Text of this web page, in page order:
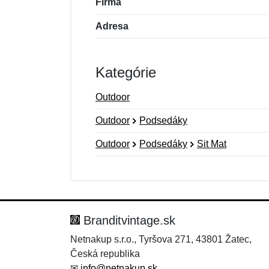
Firma
Adresa
Kategórie
Outdoor
Outdoor Podsedáky
Outdoor Podsedáky Sit Mat
Správa*
Správa*
Branditvintage.sk
Netnakup s.r.o., Tyršova 271, 43801 Žatec,
Česká republika